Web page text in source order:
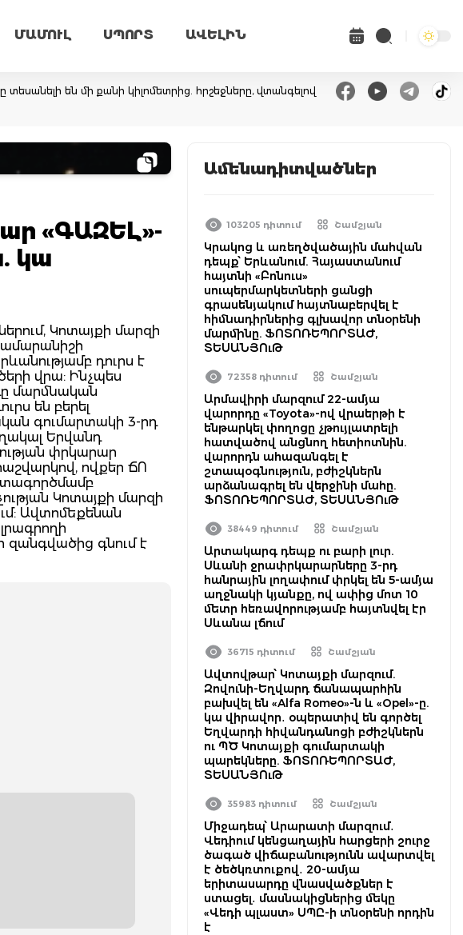
ՄԱՄՈՒԼ ՍՊՈՐՏ ԱՎԵԼԻՆ
են մի քանի կիլոմետրից. հրշեջները, վտանգելով
«ԳԱԶԵԼ»-
կա
Կոտայքի մարզի
դուրս է
վրա: Ինչպես
մարմնական
են բերել
գումարտակի 3-րդ
Երվանդ
փրկարար
ովքեր ՃՈ
Կոտայքի մարզի
Ավտոմեքենան
զանգվածից գնում է
Ամենադիտվածներ
103205 դիտում Շամշյան
Կրակոց և առեղծվածային մահվան
դեպք՝ Երևանում. Հայաստանում
հայտնի «Բոնուս»
սուպերմարկետների ցանցի
գրասենյակում հայտնաբերվել է
հիմնադիրներից գլխավոր տնօրենի
մարմինը. ՖՈՏՈՌԵՊՈՐՏԱԺ,
ՏԵՍԱՆՅՈւԹ
72358 դիտում Շամշյան
Արմավիրի մարզում 22-ամյա
վարորդը «Toyota»-ով վրաերթի է
ենթարկել փողոցը չթույլատրելի
հատվածով անցնող հետիոտնին.
վարորդն ահազանգել է
շտապօգնություն, բժիշկներն
արձանագրել են վերջինի մահը.
ՖՈՏՈՌԵՊՈՐՏԱԺ, ՏԵՍԱՆՅՈւԹ
38449 դիտում Շամշյան
Արտակարգ դեպք ու բարի լուր.
Սևանի ջրափրկարարները 3-րդ
հանրային լողափում փրկել են 5-ամյա
աղջնակի կյանքը, ով ափից մոտ 10
մետր հեռավորությամբ հայտնվել էր
Սևանա լճում
36715 դիտում Շամշյան
Ավտովթար՝ Կոտայքի մարզում.
Զովունի-Եղվարդ ճանապարհին
բախվել են «Alfa Romeo»-ն և «Opel»-ը.
կա վիրավոր․ օպերատիվ են գործել
Եղվարդի հիվանդանոցի բժիշկներն
ու ՊԾ Կոտայքի գումարտակի
պարեկները. ՖՈՏՈՌԵՊՈՐՏԱԺ,
ՏԵՍԱՆՅՈւԹ
35983 դիտում Շամշյան
Միջադեպ՝ Արարատի մարզում․
Վեդիում կենցաղային հարցերի շուրջ
ծագած վիճաբանությունն ավարտվել
է ծեծկռտուքով․ 20-ամյա
երիտասարդը վնասվածքներ է
ստացել․ մասնակիցներից մեկը
«Վեդի պլաստ» ՍՊԸ-ի տնօրենի որդին
է